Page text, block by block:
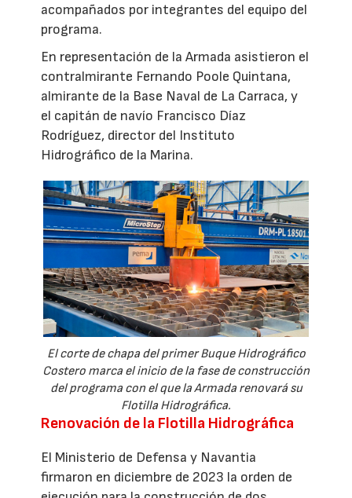
acompañados por integrantes del equipo del
programa.
En representación de la Armada asistieron el
contralmirante Fernando Poole Quintana,
almirante de la Base Naval de La Carraca, y
el capitán de navío Francisco Díaz
Rodríguez, director del Instituto
Hidrográfico de la Marina.
El corte de chapa del primer Buque Hidrográfico
Costero marca el inicio de la fase de construcción
del programa con el que la Armada renovará su
Flotilla Hidrográfica.
Renovación de la Flotilla Hidrográfica
El Ministerio de Defensa y Navantia
firmaron en diciembre de 2023 la orden de